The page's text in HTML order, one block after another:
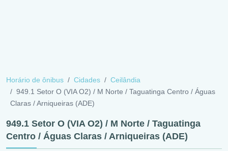
Horário de ônibus Cidades
Ceilândia
949.1 Setor O (VIA O2) / M Norte / Taguatinga Centro / Águas
Claras / Arniqueiras (ADE)
949.1 Setor O (VIA O2) / M Norte / Taguatinga
Centro / Águas Claras / Arniqueiras (ADE)